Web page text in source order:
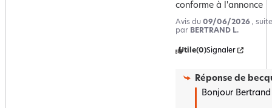
conforme à l'annonce
Avis du 09/06/2026 ,
par BERTRAND L.
Utile(0)Signaler
Réponse de
Bonjour Bertrand